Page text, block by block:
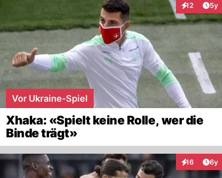
12 5y
Vor Ukraine-Spiel
Xhaka: «Spielt keine Rolle, wer die
Binde trägt»
16 6y